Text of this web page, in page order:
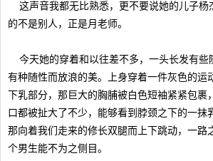
这声音我都无比熟悉，更不要说她的儿子杨
的不是别人，正是月老师。
今天她的穿着和以往差不多，一头长发有些
有种随性而放浪的美。上身穿着一件灰色的运
下乳部分，那巨大的胸脯被白色短袖紧紧包裹
口都被扯大了不少，能够看到脖颈之下的一抹
那向着我们走来的修长双腿而上下跳动，一路
个男生能不为之侧目。